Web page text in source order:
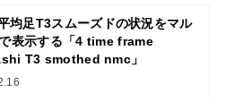
均足T3スムーズドの状況をマル
表示する「4 time frame
T3 smothed nmc」